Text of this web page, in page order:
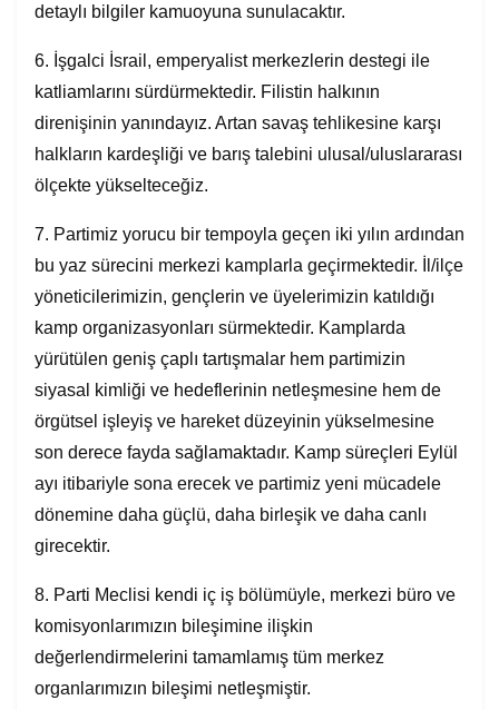
detaylı bilgiler kamuoyuna sunulacaktır.
6. İşgalci İsrail, emperyalist merkezlerin destegi ile
katliamlarını sürdürmektedir. Filistin halkının
direnişinin yanındayız. Artan savaş tehlikesine karşı
halkların kardeşliği ve barış talebini ulusal/uluslararası
ölçekte yükselteceğiz.
7. Partimiz yorucu bir tempoyla geçen iki yılın ardından
bu yaz sürecini merkezi kamplarla geçirmektedir. İl/ilçe
yöneticilerimizin, gençlerin ve üyelerimizin katıldığı
kamp organizasyonları sürmektedir. Kamplarda
yürütülen geniş çaplı tartışmalar hem partimizin
siyasal kimliği ve hedeflerinin netleşmesine hem de
örgütsel işleyiş ve hareket düzeyinin yükselmesine
son derece fayda sağlamaktadır. Kamp süreçleri Eylül
ayı itibariyle sona erecek ve partimiz yeni mücadele
dönemine daha güçlü, daha birleşik ve daha canlı
girecektir.
8. Parti Meclisi kendi iç iş bölümüyle, merkezi büro ve
komisyonlarımızın bileşimine ilişkin
değerlendirmelerini tamamlamış tüm merkez
organlarımızın bileşimi netleşmiştir.